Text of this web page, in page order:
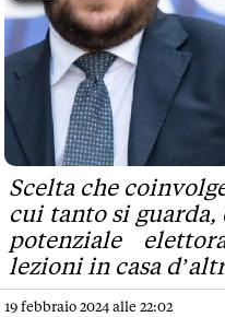
Scelta che
cui tanto si
potenziale
lezioni in casa
19 febbraio 2024 alle 22:02